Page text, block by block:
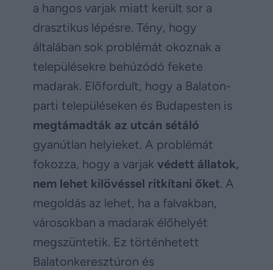
a hangos varjak miatt került sor a
drasztikus lépésre. Tény, hogy
általában sok problémát okoznak a
településekre behúzódó fekete
madarak. Előfordult, hogy a Balaton-
parti településeken és Budapesten is
megtámadták az utcán sétáló
gyanútlan helyieket. A problémát
fokozza, hogy a varjak védett állatok,
nem lehet kilövéssel ritkítani őket. A
megoldás az lehet, ha a falvakban,
városokban a madarak élőhelyét
megszüntetik. Ez történhetett
Balatonkeresztúron és